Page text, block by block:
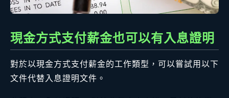
現金方式支付薪金也可以有入息證明
對於以現金方式支付薪金的工作類型，可以嘗試用以下
文件代替入息證明文件。